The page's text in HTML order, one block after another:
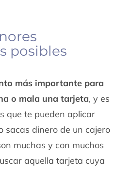
posibles
más importante para
o mala una tarjeta, y es
que te pueden aplicar
sacas dinero de un cajero
muchas y con muchos
aquella tarjeta cuya